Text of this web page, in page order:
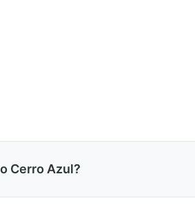
Cerro Azul?